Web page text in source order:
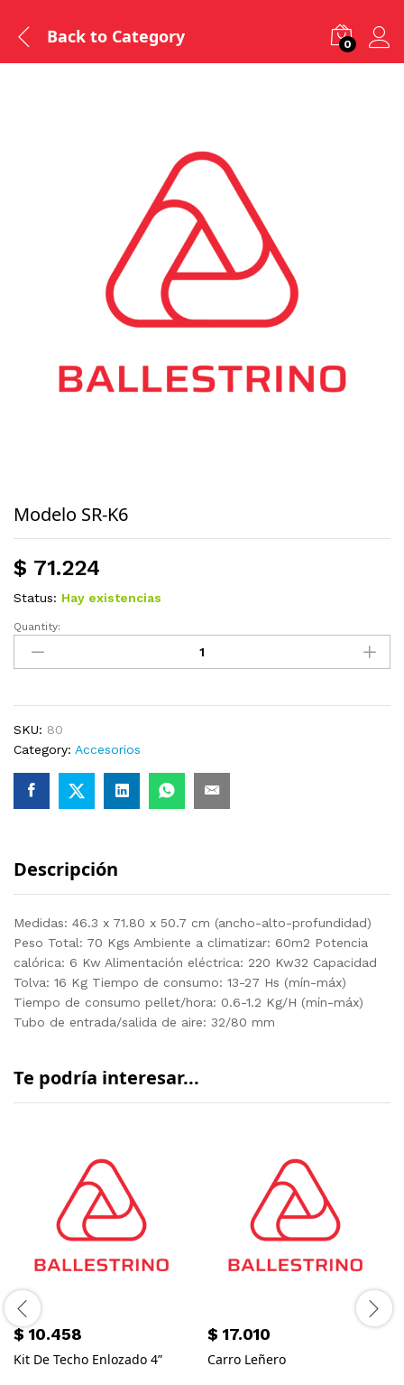
Back to Category 0
Modelo SR-K6
$ 71.224
Status: Hay existencias
Modelo
SR-
K6
Quantity:
SKU: 80
Category: Accesorios
Descripción
Medidas: 46.3 x 71.80 x 50.7 cm (ancho-alto-profundidad)
Peso Total: 70 Kgs Ambiente a climatizar: 60m2 Potencia
calórica: 6 Kw Alimentación eléctrica: 220 Kw32 Capacidad
Tolva: 16 Kg Tiempo de consumo: 13-27 Hs (mín-máx)
Tiempo de consumo pellet/hora: 0.6-1.2 Kg/H (mín-máx)
Tubo de entrada/salida de aire: 32/80 mm
Te podría interesar...
$10.458
Kit De Techo Enlozado 4”
$ 17.010
Carro Leñero